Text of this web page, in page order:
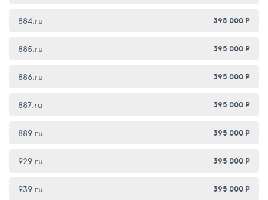
884.ru 395 000 Р
885.ru 395 000 Р
886.ru 395 000 Р
887.ru 395 000 Р
889.ru 395 000 Р
929.ru 395 000 Р
939.ru 395 000 Р